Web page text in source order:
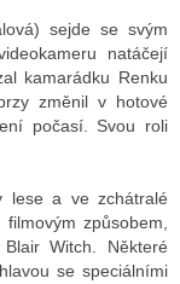
sejde se svým
natáčejí
kamarádku Renku
změnil v hotové
počasí. Svou roli
lese a ve zchátralé
způsobem,
Witch. Některé
se speciálními